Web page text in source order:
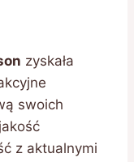
zyskała
swoich
z aktualnymi